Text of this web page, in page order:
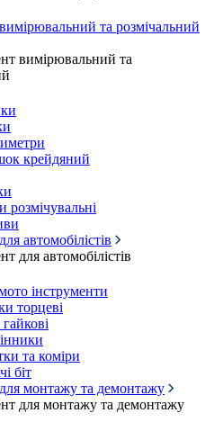
та розмічальний
вимірювальний та
крейдяний
автомобілістів
для автомобілістів
інструменти
торцеві
та коміри
біт
монтажу та демонтажу
для монтажу та демонтажу